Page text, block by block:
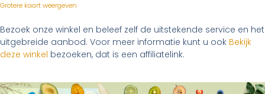
Grotere kaart weergeven
Bezoek onze winkel en beleef zelf de uitstekende service en het
uitgebreide aanbod. Voor meer informatie kunt u ook Bekijk
deze winkel bezoeken, dat is een affiliatelink.